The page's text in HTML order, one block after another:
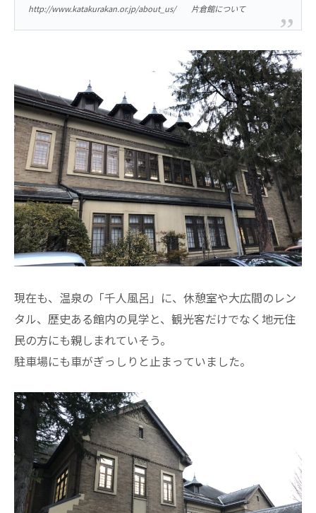
http://www.katakurakan.or.jp/about_us/ 片倉館について
現在も、温泉の「千人風呂」に、休憩室や大広間のレン
タル、歴史ある館内の見学と、観光客だけでなく地元住
民の方にも親しまれていそう。
駐車場にも車がぎっしりと止まっていました。